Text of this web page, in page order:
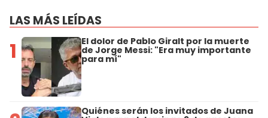
LAS MÁS LEÍDAS
1 El dolor de Pablo Giralt por la muerte
de Jorge Messi: "Era muy importante
para mí"
Quiénes serán los invitados de Juana